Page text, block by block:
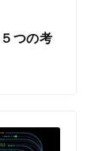
つの考